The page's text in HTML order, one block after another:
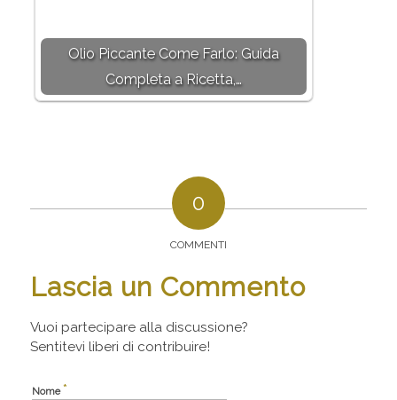
Olio Piccante Come Farlo: Guida
Completa a Ricetta,…
0
COMMENTI
Lascia un Commento
Vuoi partecipare alla discussione?
Sentitevi liberi di contribuire!
Nome*